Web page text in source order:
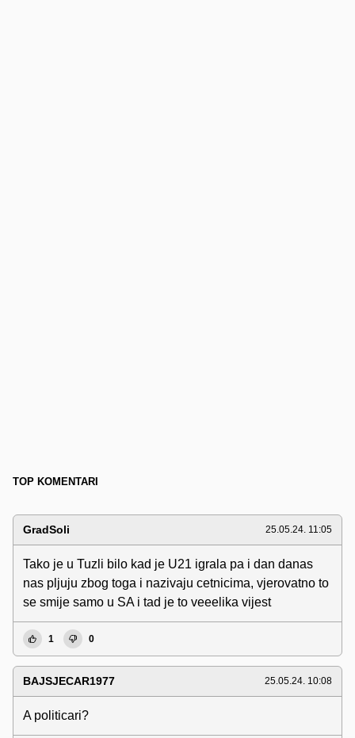
TOP KOMENTARI
GradSoli 25.05.24. 11:05
Tako je u Tuzli bilo kad je U21 igrala pa i dan danas
nas pljuju zbog toga i nazivaju cetnicima, vjerovatno to
se smije samo u SA i tad je to veeelika vijest
1 0
BAJSJECAR1977 25.05.24. 10:08
A politicari?